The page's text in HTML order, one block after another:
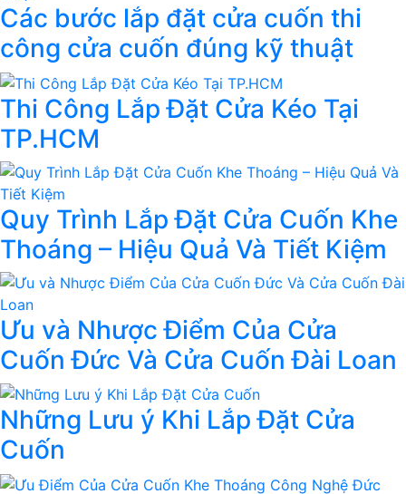
Các bước lắp đặt cửa cuốn thi
công cửa cuốn đúng kỹ thuật
Thi Công Lắp Đặt Cửa Kéo Tại
TP.HCM
Quy Trình Lắp Đặt Cửa Cuốn Khe
Thoáng – Hiệu Quả Và Tiết Kiệm
Ưu và Nhược Điểm Của Cửa
Cuốn Đức Và Cửa Cuốn Đài Loan
Những Lưu ý Khi Lắp Đặt Cửa
Cuốn